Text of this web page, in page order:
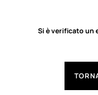
Si è verificato un